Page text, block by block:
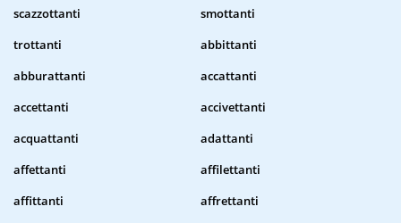
scazzottanti
smottanti
trottanti
abbittanti
abburattanti
accattanti
accettanti
accivettanti
acquattanti
adattanti
affettanti
affilettanti
affittanti
affrettanti